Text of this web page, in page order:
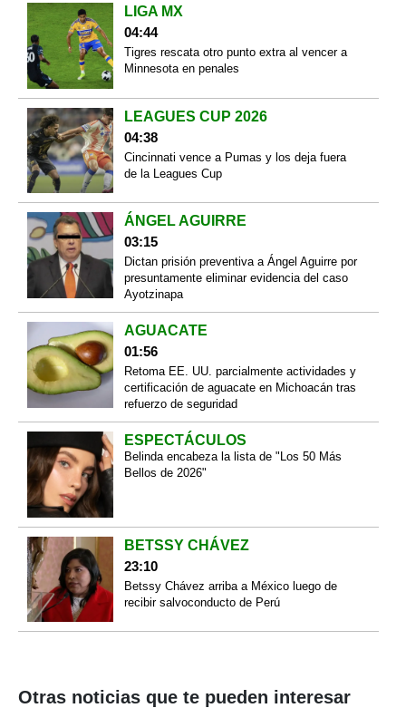
LIGA MX
04:44
Tigres rescata otro punto extra al vencer a
Minnesota en penales
LEAGUES CUP 2026
04:38
Cincinnati vence a Pumas y los deja fuera
de la Leagues Cup
ÁNGEL AGUIRRE
03:15
Dictan prisión preventiva a Ángel Aguirre por
presuntamente eliminar evidencia del caso
Ayotzinapa
AGUACATE
01:56
Retoma EE. UU. parcialmente actividades y
certificación de aguacate en Michoacán tras
refuerzo de seguridad
ESPECTÁCULOS
Belinda encabeza la lista de "Los 50 Más
Bellos de 2026"
BETSSY CHÁVEZ
23:10
Betssy Chávez arriba a México luego de
recibir salvoconducto de Perú
Otras noticias que te pueden interesar